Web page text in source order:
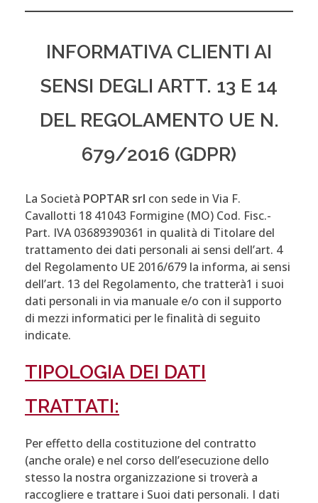
INFORMATIVA CLIENTI AI
SENSI DEGLI ARTT. 13 E 14
DEL REGOLAMENTO UE N.
679/2016 (GDPR)
La Società POPTAR srl con sede in Via F.
Cavallotti 18 41043 Formigine (MO) Cod. Fisc.-
Part. IVA 03689390361 in qualità di Titolare del
trattamento dei dati personali ai sensi dell’art. 4
del Regolamento UE 2016/679 la informa, ai sensi
dell’art. 13 del Regolamento, che tratterà1 i suoi
dati personali in via manuale e/o con il supporto
di mezzi informatici per le finalità di seguito
indicate.
TIPOLOGIA DEI DATI
TRATTATI:
Per effetto della costituzione del contratto
(anche orale) e nel corso dell’esecuzione dello
stesso la nostra organizzazione si troverà a
raccogliere e trattare i Suoi dati personali. I dati